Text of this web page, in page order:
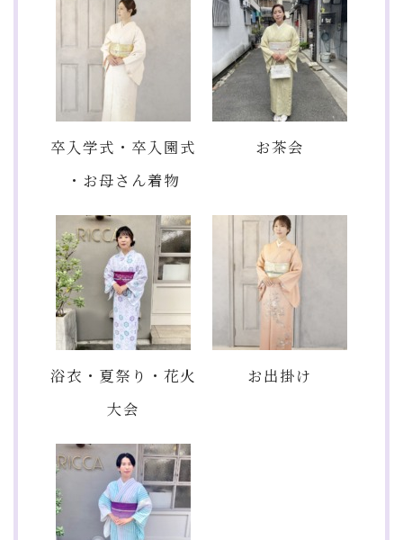
卒入学式・卒入園式
・お母さん着物
お茶会
浴衣・夏祭り・花火
大会
お出掛け